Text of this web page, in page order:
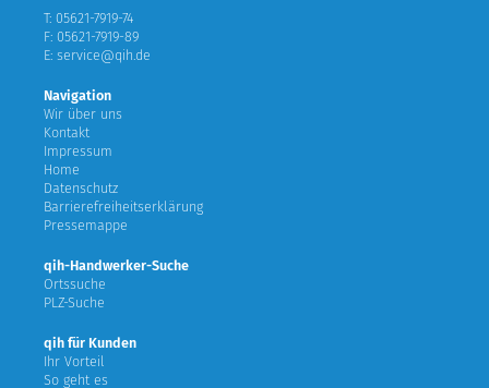
T: 05621-7919-74
F: 05621-7919-89
E: service@qih.de
Navigation
Wir über uns
Kontakt
Impressum
Home
Datenschutz
Barrierefreiheitserklärung
Pressemappe
qih-Handwerker-Suche
Ortssuche
PLZ-Suche
qih für Kunden
Ihr Vorteil
So geht es